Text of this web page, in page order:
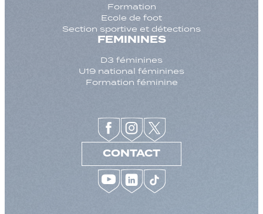
Formation
Ecole de foot
Section sportive et détections
FEMININES
D3 féminines
U19 national féminines
Formation féminine
CONTACT